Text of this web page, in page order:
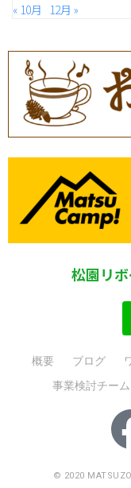
« 10月 12月 »
松園リ
概要 ブログ
事業検討チーム
© 2020